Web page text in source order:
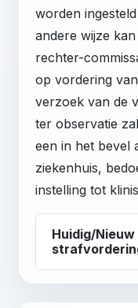
worden
andere wijze
rechter-
op vordering
verzoek van de
ter observatie
een in het bevel
ziekenhuis,
instelling tot
Huidig/